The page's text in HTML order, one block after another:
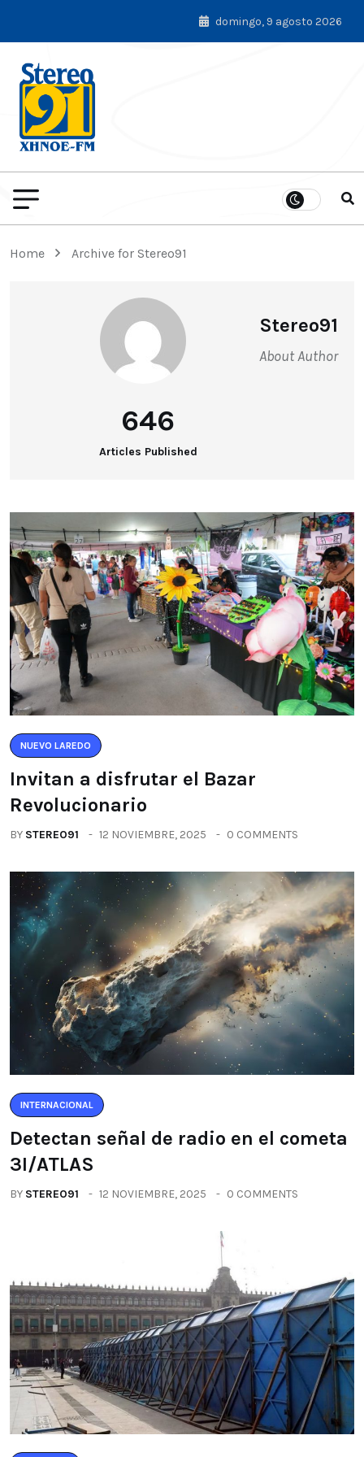
domingo, 9 agosto 2026
Home Archive for Stereo91
Stereo91
About Author
646
Articles Published
NUEVO LAREDO
Invitan a disfrutar el Bazar
Revolucionario
BY STEREO91 12 NOVIEMBRE, 2025 0 COMMENTS
INTERNACIONAL
Detectan señal de radio en el cometa
3I/ATLAS
BY STEREO91 12 NOVIEMBRE, 2025 0 COMMENTS